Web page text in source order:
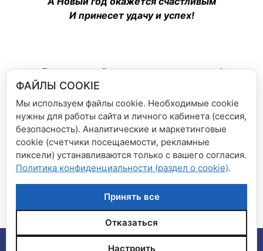
И принесет удачу и успех!
Благодарим Вас за взаимопонимание!
Мы всегда рады сотрудничеству с Вами!
Рубрики
Новости сети магазинов
Внимание! Изменения в системе скидок
Cash&Carry
Скидка 20% на всё 15, 30 и 31 числа
© 2026 Сеть магазинов "Дом книги", "Книга плюс"
ФАЙЛЫ COOKIE
Мы используем файлы cookie. Необходимые cookie
нужны для работы сайта и личного кабинета (сессия,
безопасность). Аналитические и маркетинговые
cookie (счетчики посещаемости, рекламные
пиксели) устанавливаются только с вашего согласия.
Политика конфиденциальности (раздел о cookie).
Принять все
Отказаться
Настроить